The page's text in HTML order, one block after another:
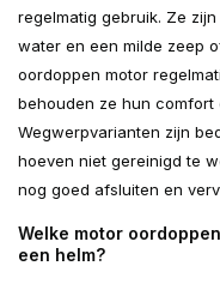
regelmatig gebruik. Ze
water en een milde zeep
oordoppen motor
behouden ze hun comfort
Wegwerpvarianten zijn
hoeven niet gereinigd te
nog goed afsluiten en
Welke motor
een helm?